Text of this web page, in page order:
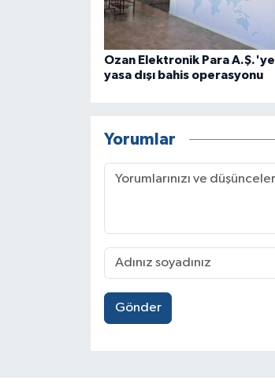
Ozan Elektronik Para A.Ş.'ye
yasa dışı bahis operasyonu
Yorumlar
Gönder